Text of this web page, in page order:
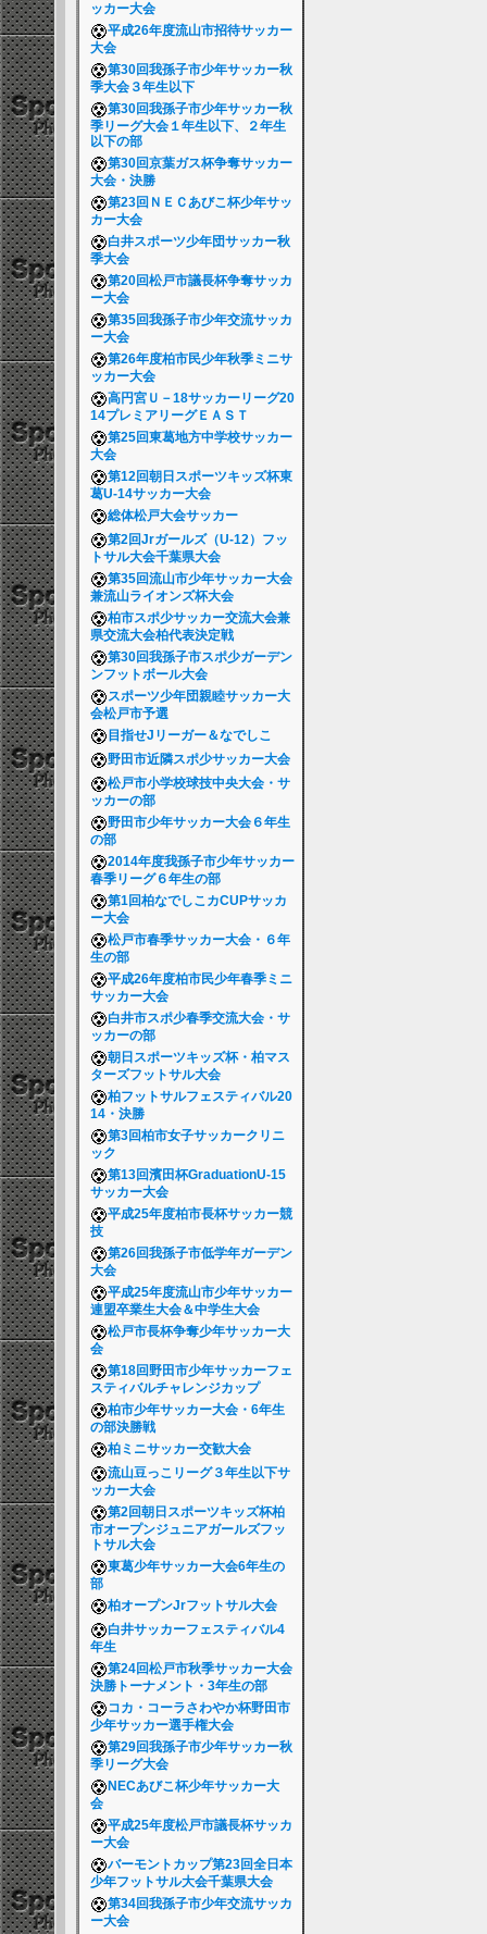
ッカー大会
平成26年度流山市招待サッカー
大会
第30回我孫子市少年サッカー秋
季大会３年生以下
第30回我孫子市少年サッカー秋
季リーグ大会１年生以下、２年生
以下の部
第30回京葉ガス杯争奪サッカー
大会・決勝
第23回ＮＥＣあびこ杯少年サッ
カー大会
白井スポーツ少年団サッカー秋
季大会
第20回松戸市議長杯争奪サッカ
ー大会
第35回我孫子市少年交流サッカ
ー大会
第26年度柏市民少年秋季ミニサ
ッカー大会
高円宮Ｕ－18サッカーリーグ20
14プレミアリーグＥＡＳＴ
第25回東葛地方中学校サッカー
大会
第12回朝日スポーツキッズ杯東
葛U-14サッカー大会
総体松戸大会サッカー
第2回Jrガールズ（U-12）フッ
トサル大会千葉県大会
第35回流山市少年サッカー大会
兼流山ライオンズ杯大会
柏市スポ少サッカー交流大会兼
県交流大会柏代表決定戦
第30回我孫子市スポ少ガーデン
ンフットボール大会
スポーツ少年団親睦サッカー大
会松戸市予選
目指せJリーガー＆なでしこ
野田市近隣スポ少サッカー大会
松戸市小学校球技中央大会・サ
ッカーの部
野田市少年サッカー大会６年生
の部
2014年度我孫子市少年サッカー
春季リーグ６年生の部
第1回柏なでしこカCUPサッカ
ー大会
松戸市春季サッカー大会・６年
生の部
平成26年度柏市民少年春季ミニ
サッカー大会
白井市スポ少春季交流大会・サ
ッカーの部
朝日スポーツキッズ杯・柏マス
ターズフットサル大会
柏フットサルフェスティバル20
14・決勝
第3回柏市女子サッカークリニ
ック
第13回濱田杯GraduationU-15
サッカー大会
平成25年度柏市長杯サッカー競
技
第26回我孫子市低学年ガーデン
大会
平成25年度流山市少年サッカー
連盟卒業生大会＆中学生大会
松戸市長杯争奪少年サッカー大
会
第18回野田市少年サッカーフェ
スティバルチャレンジカップ
柏市少年サッカー大会・6年生
の部決勝戦
柏ミニサッカー交歓大会
流山豆っこリーグ３年生以下サ
ッカー大会
第2回朝日スポーツキッズ杯柏
市オープンジュニアガールズフッ
トサル大会
東葛少年サッカー大会6年生の
部
柏オープンJrフットサル大会
白井サッカーフェスティバル4
年生
第24回松戸市秋季サッカー大会
決勝トーナメント・3年生の部
コカ・コーラさわやか杯野田市
少年サッカー選手権大会
第29回我孫子市少年サッカー秋
季リーグ大会
NECあびこ杯少年サッカー大
会
平成25年度松戸市議長杯サッカ
ー大会
バーモントカップ第23回全日本
少年フットサル大会千葉県大会
第34回我孫子市少年交流サッカ
ー大会